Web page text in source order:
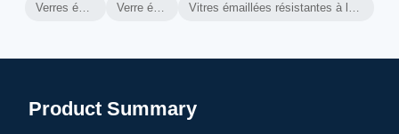
Verres émaillés Verre émaillé Vitres émaillées résistantes à la température
Product Summary